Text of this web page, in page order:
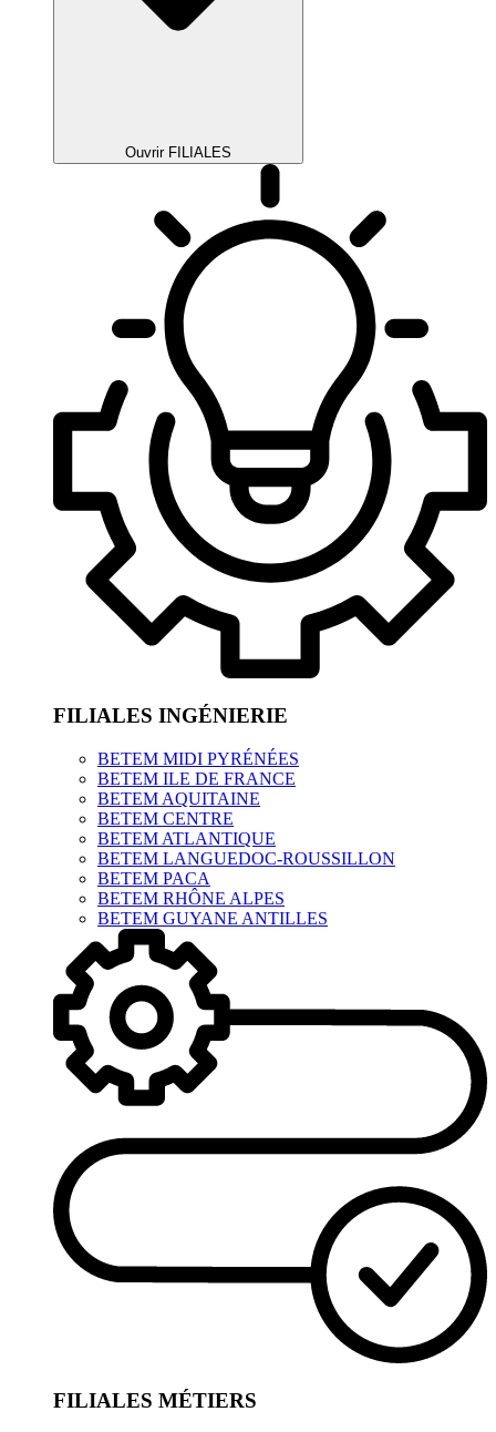
Ouvrir FILIALES
FILIALES INGÉNIERIE
BETEM MIDI PYRÉNÉES
BETEM ILE DE FRANCE
BETEM AQUITAINE
BETEM CENTRE
BETEM ATLANTIQUE
BETEM LANGUEDOC-ROUSSILLON
BETEM PACA
BETEM RHÔNE ALPES
BETEM GUYANE ANTILLES
FILIALES MÉTIERS